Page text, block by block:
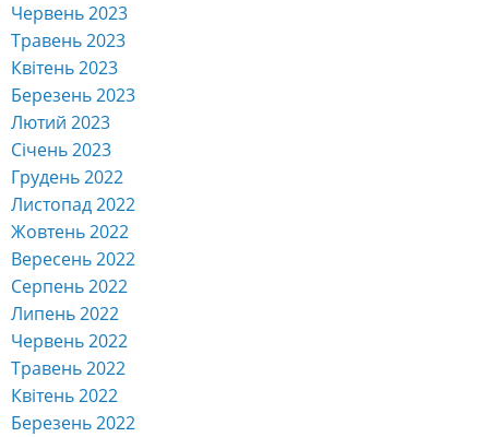
Червень 2023
Травень 2023
Квітень 2023
Березень 2023
Лютий 2023
Січень 2023
Грудень 2022
Листопад 2022
Жовтень 2022
Вересень 2022
Серпень 2022
Липень 2022
Червень 2022
Травень 2022
Квітень 2022
Березень 2022